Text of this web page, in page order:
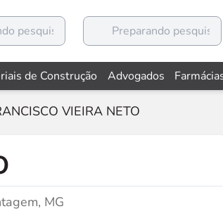
de Construção Advogados
VIEIRA NETO
MG